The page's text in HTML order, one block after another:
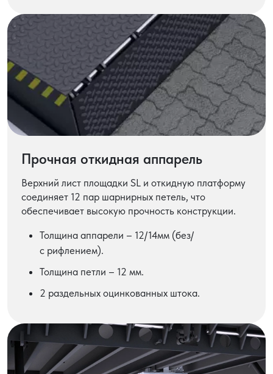
Прочная откидная аппарель
Верхний лист площадки SL и откидную платформу
соединяет 12 пар шарнирных петель, что
обеспечивает высокую прочность конструкции.
Толщина аппарели – 12/14мм (без/
с рифлением).
Толщина петли – 12 мм.
2 раздельных оцинкованных штока.